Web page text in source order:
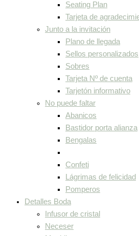
Seating Plan
Tarjeta de
Junto a la invitación
Plano de llegada
Sellos personalizados
Sobres
Tarjeta Nº de cuenta
Tarjetón informativo
No puede faltar
Abanicos
Bastidor porta alianza
Bengalas
Confeti
Lágrimas de felicidad
Pomperos
Detalles Boda
Infusor de cristal
Neceser